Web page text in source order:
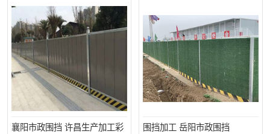
襄阳市政围挡 许昌生产加工彩
围挡加工 岳阳市政围挡